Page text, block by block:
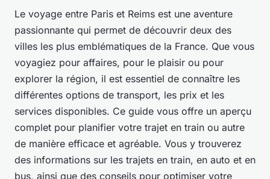
Le voyage entre Paris et Reims est une aventure
passionnante qui permet de découvrir deux des
villes les plus emblématiques de la France. Que vous
voyagiez pour affaires, pour le plaisir ou pour
explorer la région, il est essentiel de connaître les
différentes options de transport, les prix et les
services disponibles. Ce guide vous offre un aperçu
complet pour planifier votre trajet en train ou autre
de manière efficace et agréable. Vous y trouverez
des informations sur les trajets en train, en auto et en
bus, ainsi que des conseils pour optimiser votre